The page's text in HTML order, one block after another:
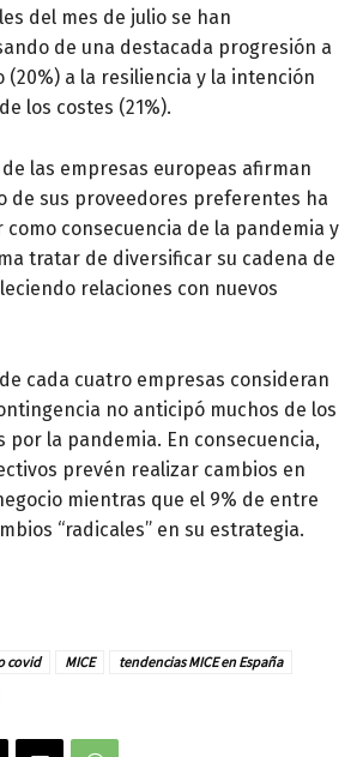
del mes de julio se han
de una destacada progresión a
(20%) a la resiliencia y la intención
los costes (21%).
las empresas europeas afirman
de sus proveedores preferentes ha
consecuencia de la pandemia y
tratar de diversificar su cadena de
relaciones con nuevos
cada cuatro empresas consideran
no anticipó muchos de los
por la pandemia. En consecuencia,
prevén realizar cambios en
mientras que el 9% de entre
“radicales” en su estrategia.
covid MICE
tendencias MICE en España